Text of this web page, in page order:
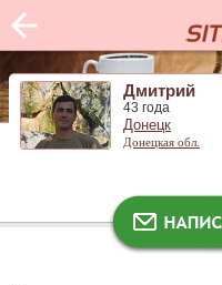
Дмитрий
43 года
Донецк
Донецкая обл.